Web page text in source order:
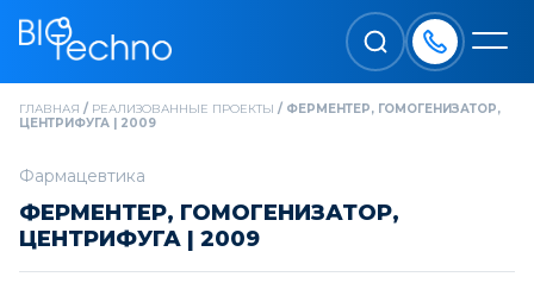
ГЛАВНАЯ / РЕАЛИЗОВАННЫЕ ПРОЕКТЫ / ФЕРМЕНТЕР, ГОМОГЕНИЗАТОР,
ЦЕНТРИФУГА | 2009
Фармацевтика
ФЕРМЕНТЕР, ГОМОГЕНИЗАТОР,
ЦЕНТРИФУГА | 2009